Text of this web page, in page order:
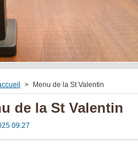
> Menu de la St Valentin
de la St Valentin
09:27